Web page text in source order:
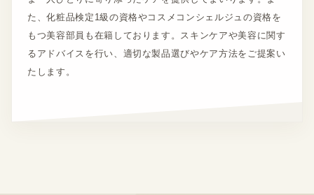
た、化粧品検定1級の資格やコスメコンシェルジュの資格を
もつ美容部員も在籍しております。スキンケアや美容に関す
るアドバイスを行い、適切な製品選びやケア方法をご提案い
たします。